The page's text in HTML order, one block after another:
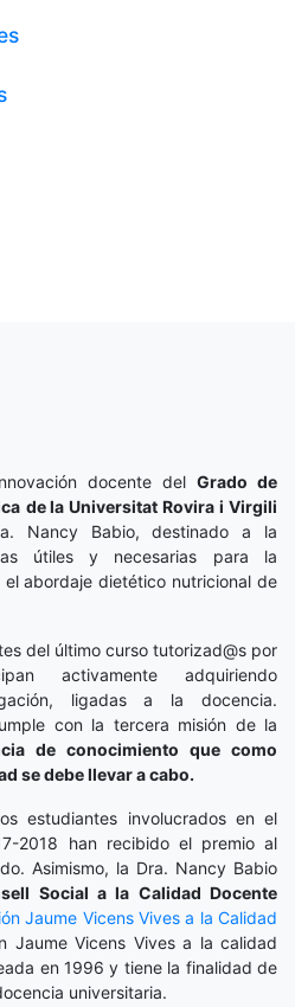
docente delGrado de
de la Universitat Rovira i Virgili
Nancy Babio, destinado a la
útiles y necesarias para la
abordaje dietético nutricional de
del último curso tutorizad@s por
activamente adquiriendo
ligadas a la docencia.
con la tercera misión de la
de conocimiento que como
se debe llevar a cabo.
estudiantes involucrados en el
2018 han recibido el premio al
Asimismo, la Dra. Nancy Babio
Social a la Calidad Docente
Jaume Vicens Vives a la Calidad
Jaume Vicens Vives a la calidad
en 1996 y tiene la finalidad de
universitaria.